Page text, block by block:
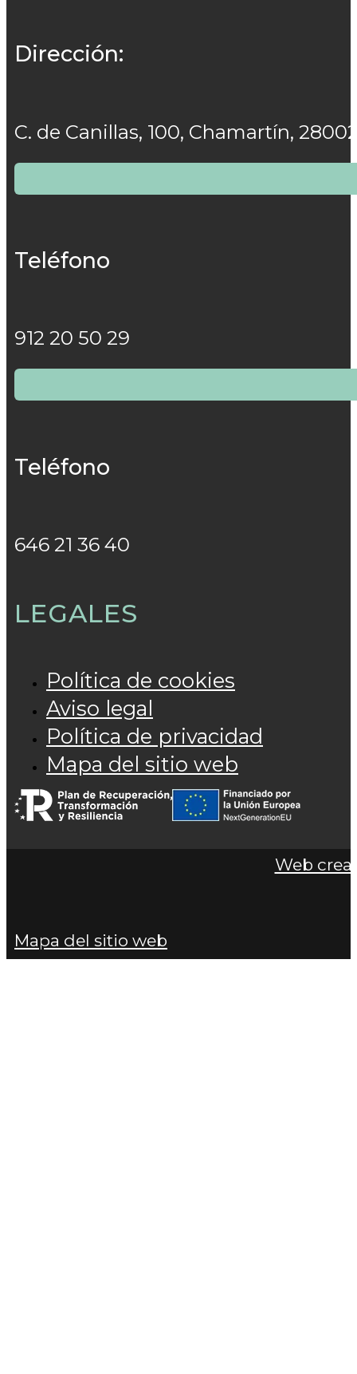
Dirección:
C. de Canillas, 100, Chamartín,
Teléfono
912 20 50 29
Teléfono
646 21 36 40
LEGALES
Política de cookies
Aviso legal
Política de privacidad
Mapa del sitio web
Web
Mapa del sitio web